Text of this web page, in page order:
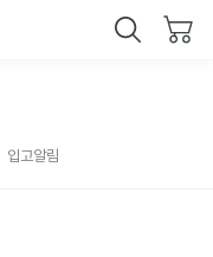
입고알림